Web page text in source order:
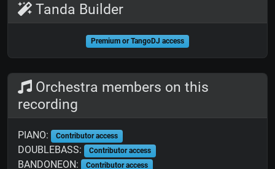
Tanda Builder
Premium or TangoDJ access
Orchestra members on this
recording
PIANO: Contributor access
DOUBLEBASS: Contributor access
BANDONEON: Contributor access